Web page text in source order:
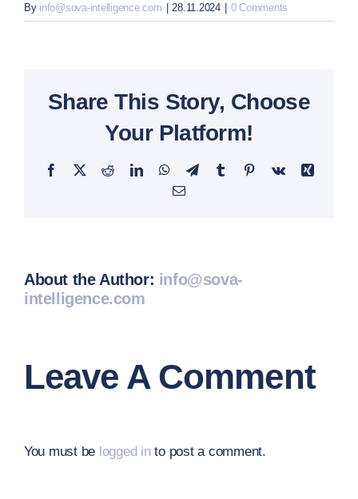
By info@sova-intelligence.com 28.11.2024 0 Comments
Share This Story, Choose
Your Platform!
Facebook
X RedditLinkedInWhatsApp
TelegramTumblrPinterestVk
Xing
Email
About the Author: info@sova-
intelligence.com
Leave A Comment
You must be logged into post a comment.